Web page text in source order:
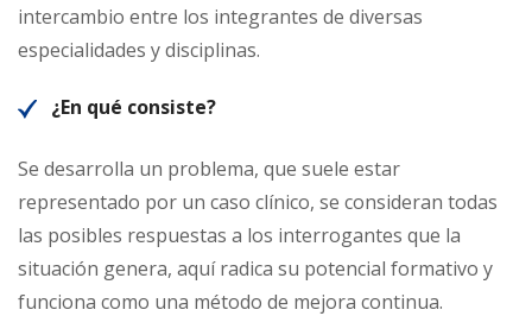
intercambio entre los integrantes de diversas
especialidades y disciplinas.
¿En qué consiste?
Se desarrolla un problema, que suele estar
representado por un caso clínico, se consideran todas
las posibles respuestas a los interrogantes que la
situación genera, aquí radica su potencial formativo y
funciona como una método de mejora continua.